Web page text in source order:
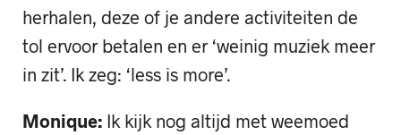
herhalen, deze of je andere activiteiten de
tol ervoor betalen en er ‘weinig muziek meer
in zit’. Ik zeg: ‘less is more’.
Monique: Ik kijk nog altijd met weemoed